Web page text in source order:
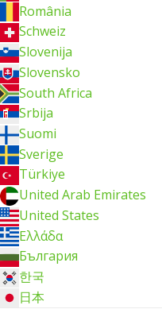
România
Schweiz
Slovenija
Slovensko
South Africa
Srbija
Suomi
Sverige
Türkiye
United Arab Emirates
United States
Ελλάδα
България
한국
日本